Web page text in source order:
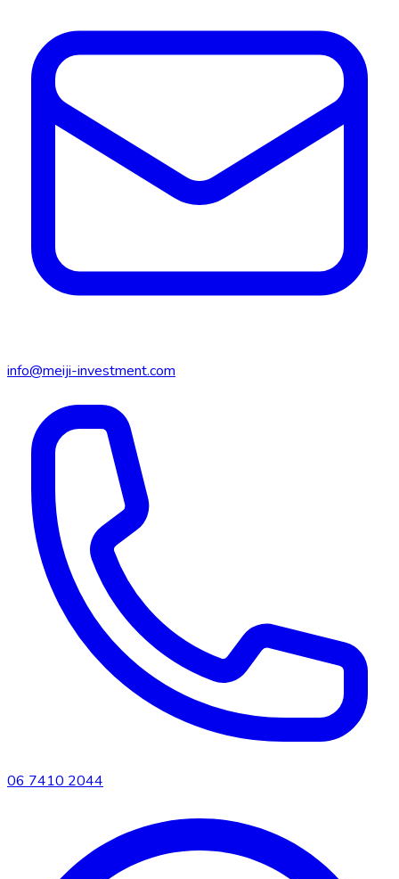
info@meiji-investment.com
06 7410 2044